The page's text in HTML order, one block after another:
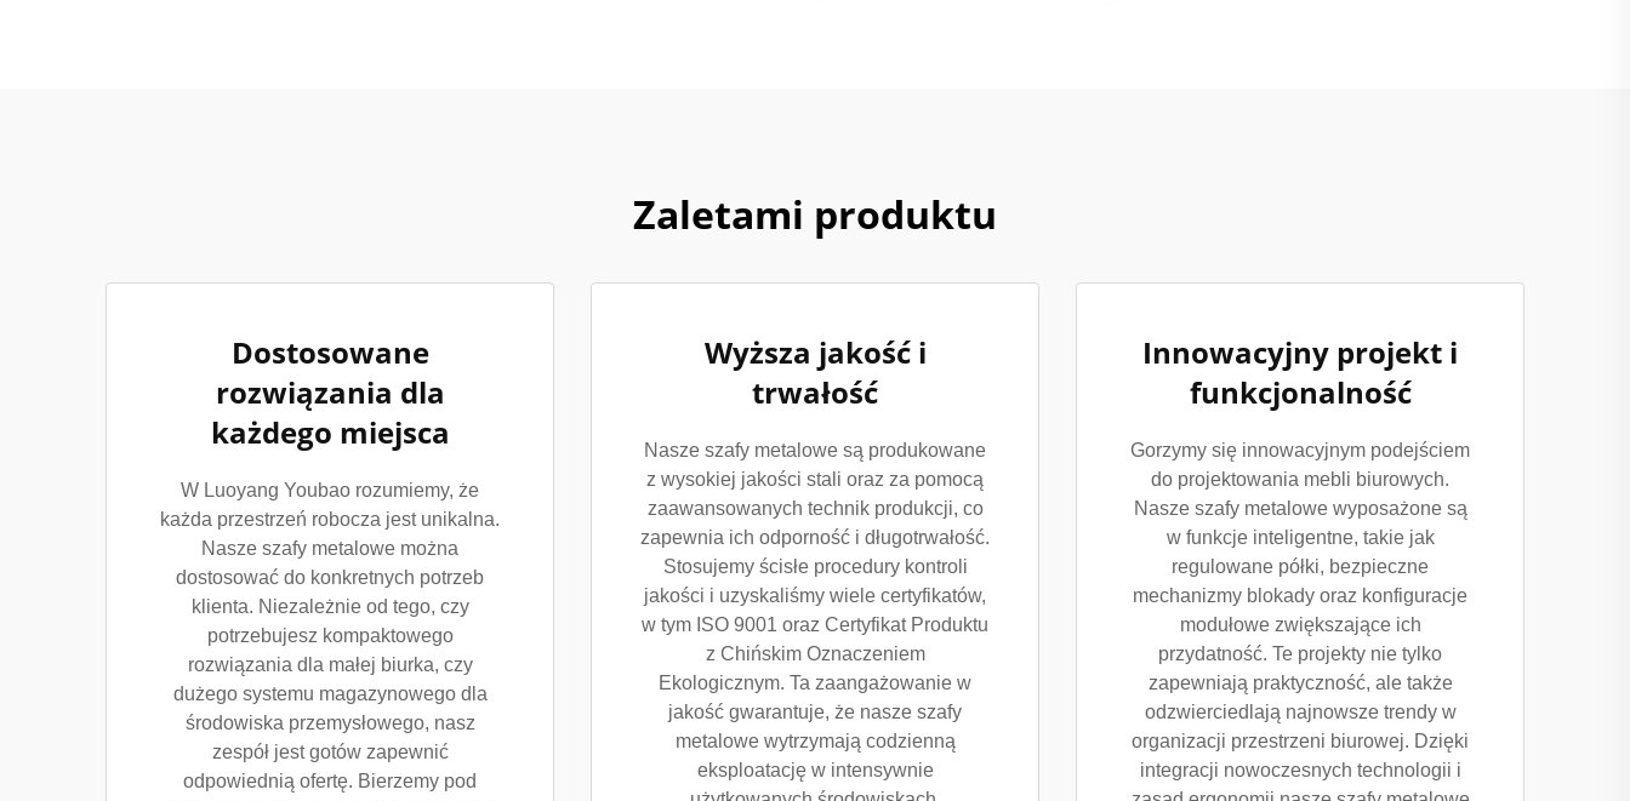
Zaletami produktu
Dostosowane
rozwiązania dla
każdego miejsca
W Luoyang Youbao rozumiemy, że
każda przestrzeń robocza jest unikalna.
Nasze szafy metalowe można
dostosować do konkretnych potrzeb
klienta. Niezależnie od tego, czy
potrzebujesz kompaktowego
rozwiązania dla małej biurka, czy
dużego systemu magazynowego dla
środowiska przemysłowego, nasz
zespół jest gotów zapewnić
odpowiednią ofertę. Bierzemy pod
Wyższa jakość i
trwałość
Nasze szafy metalowe są produkowane
z wysokiej jakości stali oraz za pomocą
zaawansowanych technik produkcji, co
zapewnia ich odporność i długotrwałość.
Stosujemy ścisłe procedury kontroli
jakości i uzyskaliśmy wiele certyfikatów,
w tym ISO 9001 oraz Certyfikat Produktu
z Chińskim Oznaczeniem
Ekologicznym. Ta zaangażowanie w
jakość gwarantuje, że nasze szafy
metalowe wytrzymają codzienną
eksploatację w intensywnie
Innowacyjny projekt i
funkcjonalność
Gorzymy się innowacyjnym podejściem
do projektowania mebli biurowych.
Nasze szafy metalowe wyposażone są
w funkcje inteligentne, takie jak
regulowane półki, bezpieczne
mechanizmy blokady oraz konfiguracje
modułowe zwiększające ich
przydatność. Te projekty nie tylko
zapewniają praktyczność, ale także
odzwierciedlają najnowsze trendy w
organizacji przestrzeni biurowej. Dzięki
integracji nowoczesnych technologii i